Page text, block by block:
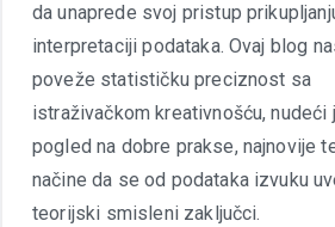
da unaprede svoj pristup
interpretaciji podataka. Ovaj blog
poveže statističku preciznost sa
istraživačkom kreativnošću, nudeći
pogled na dobre prakse, najnovije
načine da se od podataka izvuku
teorijski smisleni zaključci.